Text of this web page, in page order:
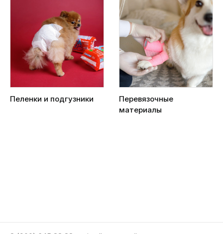
Пеленки и подгузники
Перевязочные
материалы